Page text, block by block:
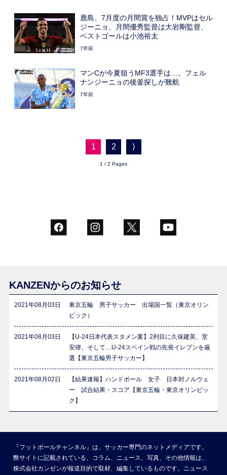
鹿島、7月度の月間賞を独占！MVPはセル
ジーニョ、月間優秀監督は大岩剛監督、
ベストゴールは小池裕太
7年前
マンCが今夏狙うMF3選手は…。フェル
ナンジーニョの後釜探しが難航
7年前
1 2 ⟩
1 / 2 Pages
KANZENからのお知らせ
2021年08月03日
東京五輪 男子サッカー 出場国一覧（東京オリン
ピック）
2021年08月03日
【U-24日本代表スタメン案】2列目に久保建英、堂
安律、そして…U-24スペイン戦の先発イレブンを厳
選【東京五輪男子サッカー】
2021年08月02日
【結果速報】ハンドボール 女子 日本対ノルウェ
ー 試合結果・スコア【東京五輪・東京オリンピッ
ク】
『フットボールチャンネル』は、サッカー専門のネットメディアです。
弊サイトに記載されている、コラム、ニュース、写真、その他情報は、
株式会社カンゼンが報道目的で取材、編集しているものです。ニュース